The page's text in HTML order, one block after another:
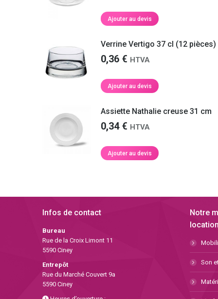
initial
0,25 €.
actuel
0,21 €.
Ajouter au devis
Verrine Vertigo 37 cl (12 pièces)
0,36 € HTVA
Ajouter au devis
Assiette Nathalie creuse 31 cm
0,34 € HTVA
Ajouter au devis
Infos de contact
Bureau
Rue de la Croix Limont 11
5590 Ciney
Entrepôt
Rue du Marché Couvert 9a
5590 Ciney
Notre
Son